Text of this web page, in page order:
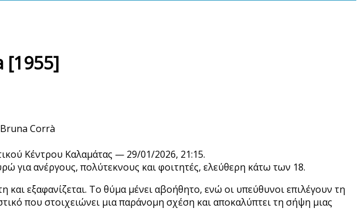
[1955]
Corrà
Κέντρου Καλαμάτας — 29/01/2026, 21:15.
για ανέργους, πολύτεκνους και φοιτητές, ελεύθερη κάτω των 18.
και εξαφανίζεται. Το θύμα μένει αβοήθητο, ενώ οι υπεύθυνοι επιλέγουν τη
που στοιχειώνει μια παράνομη σχέση και αποκαλύπτει τη σήψη μιας